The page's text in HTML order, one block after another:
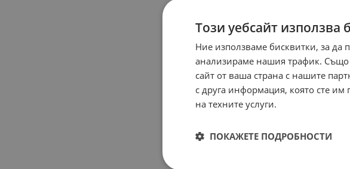
Арт.№:
Този уебсайт използва
Ние използваме бисквитки, за да
анализираме нашия трафик. Също
сайт от ваша страна с нашите
с друга информация, която сте
на техните услуги.
ПОКАЖЕТЕ ПОДРОБНОСТИ